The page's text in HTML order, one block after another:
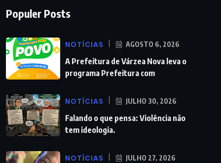
Populer Posts
NOTÍCIAS AGOSTO 6, 2026
A Prefeitura de Várzea Nova leva o
programa Prefeitura com
NOTÍCIAS JULHO 30, 2026
Falando o que pensa: Violência não
tem ideologia.
NOTÍCIAS JULHO 27, 2026